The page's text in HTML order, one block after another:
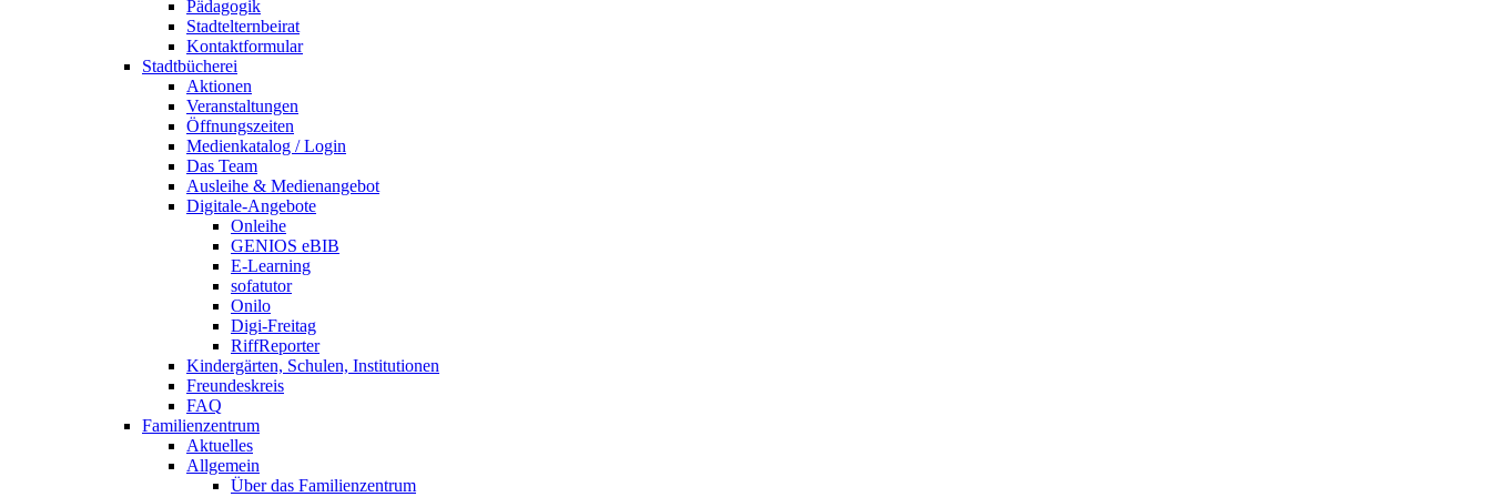
Pädagogik
Stadtelternbeirat
Kontaktformular
Stadtbücherei
Aktionen
Veranstaltungen
Öffnungszeiten
Medienkatalog / Login
Das Team
Ausleihe & Medienangebot
Digitale-Angebote
Onleihe
GENIOS eBIB
E-Learning
sofatutor
Onilo
Digi-Freitag
RiffReporter
Kindergärten, Schulen, Institutionen
Freundeskreis
FAQ
Familienzentrum
Aktuelles
Allgemein
Über das Familienzentrum